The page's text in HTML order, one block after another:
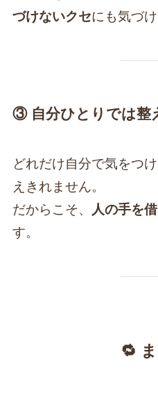
づけないクセにも気づけ
③ 自分ひとりでは整
どれだけ自分で気をつ
えきれません。
だからこそ、 人の手を
す。
🔁